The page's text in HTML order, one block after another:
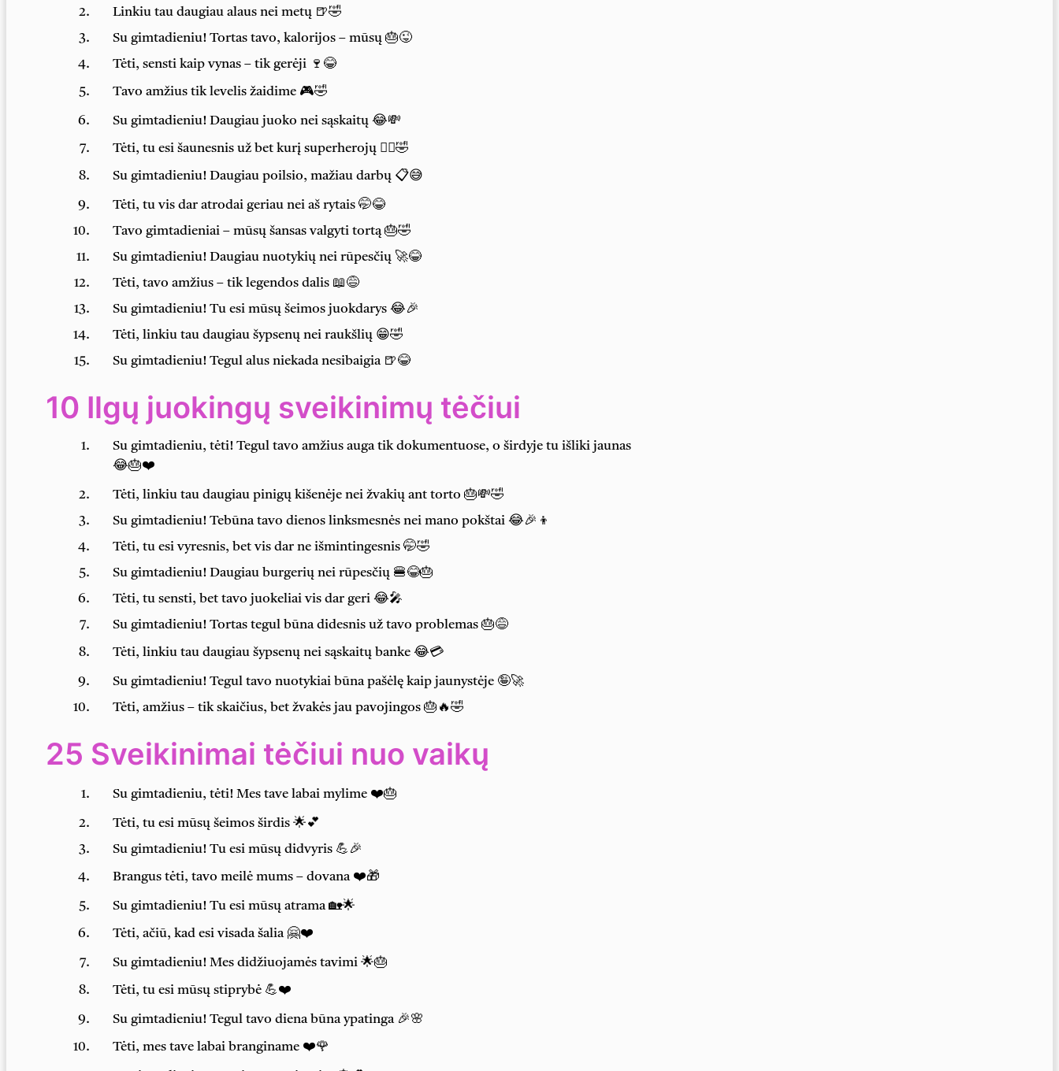
Linkiu tau daugiau alaus nei metų 🍺🤣
Su gimtadieniu! Tortas tavo, kalorijos – mūsų 🎂😜
Tėti, sensti kaip vynas – tik gerėji 🍷😂
Tavo amžius tik levelis žaidime 🎮🤣
Su gimtadieniu! Daugiau juoko nei sąskaitų 😂💸
Tėti, tu esi šaunesnis už bet kurį superherojų 🦸‍♂️🤣
Su gimtadieniu! Daugiau poilsio, mažiau darbų 📋😅
Tėti, tu vis dar atrodai geriau nei aš rytais 🤭😂
Tavo gimtadieniai – mūsų šansas valgyti tortą 🎂🤣
Su gimtadieniu! Daugiau nuotykių nei rūpesčių 🚀😂
Tėti, tavo amžius – tik legendos dalis 📖😅
Su gimtadieniu! Tu esi mūsų šeimos juokdarys 😂🎉
Tėti, linkiu tau daugiau šypsenų nei raukšlių 😁🤣
Su gimtadieniu! Tegul alus niekada nesibaigia 🍺😂
10 Ilgų juokingų sveikinimų tėčiui
Su gimtadieniu, tėti! Tegul tavo amžius auga tik dokumentuose, o širdyje tu išliki jaunas
😂🎂❤️
Tėti, linkiu tau daugiau pinigų kišenėje nei žvakių ant torto 🎂💸🤣
Su gimtadieniu! Tebūna tavo dienos linksmesnės nei mano pokštai 😂🎉👦
Tėti, tu esi vyresnis, bet vis dar ne išmintingesnis 🤭🤣
Su gimtadieniu! Daugiau burgerių nei rūpesčių 🍔😂🎂
Tėti, tu sensti, bet tavo juokeliai vis dar geri 😂🎤
Su gimtadieniu! Tortas tegul būna didesnis už tavo problemas 🎂😅
Tėti, linkiu tau daugiau šypsenų nei sąskaitų banke 😂💳
Su gimtadieniu! Tegul tavo nuotykiai būna pašėlę kaip jaunystėje 🤪🚀
Tėti, amžius – tik skaičius, bet žvakės jau pavojingos 🎂🔥🤣
25 Sveikinimai tėčiui nuo vaikų
Su gimtadieniu, tėti! Mes tave labai mylime ❤️🎂
Tėti, tu esi mūsų šeimos širdis 🌟💕
Su gimtadieniu! Tu esi mūsų didvyris 💪🎉
Brangus tėti, tavo meilė mums – dovana ❤️🎁
Su gimtadieniu! Tu esi mūsų atrama 🏡🌟
Tėti, ačiū, kad esi visada šalia 🤗❤️
Su gimtadieniu! Mes didžiuojamės tavimi 🌟🎂
Tėti, tu esi mūsų stiprybė 💪❤️
Su gimtadieniu! Tegul tavo diena būna ypatinga 🎉🌸
Tėti, mes tave labai branginame ❤️🌹